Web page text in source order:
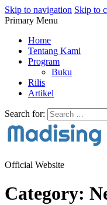
Skip to navigation Skip to
Primary Menu
Home
Tentang Kami
Program
Buku
Rilis
Artikel
Search for:
Official Website
Category: